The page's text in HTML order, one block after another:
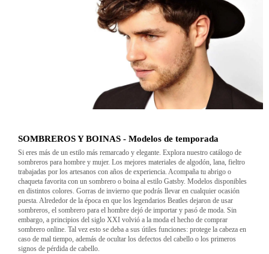
SOMBREROS Y BOINAS - Modelos de temporada
Si eres más de un estilo más remarcado y elegante. Explora nuestro catálogo de
sombreros para hombre y mujer. Los mejores materiales de algodón, lana, fieltro
trabajadas por los artesanos con años de experiencia. Acompaña tu abrigo o
chaqueta favorita con un sombrero o boina al estilo Gatsby. Modelos disponibles
en distintos colores. Gorras de invierno que podrás llevar en cualquier ocasión
puesta. Alrededor de la época en que los legendarios Beatles dejaron de usar
sombreros, el sombrero para el hombre dejó de importar y pasó de moda. Sin
embargo, a principios del siglo XXI volvió a la moda el hecho de comprar
sombrero online. Tal vez esto se deba a sus útiles funciones: protege la cabeza en
caso de mal tiempo, además de ocultar los defectos del cabello o los primeros
signos de pérdida de cabello.